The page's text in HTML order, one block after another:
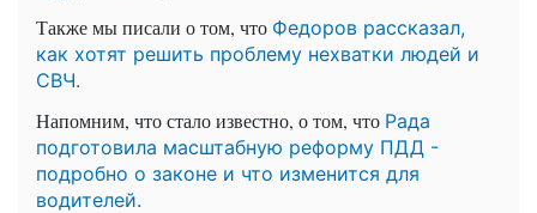
Также мы писали о том, что Федоров рассказал,
как хотят решить проблему нехватки людей и
СВЧ.
Напомним, что стало известно, о том, что Рада
подготовила масштабную реформу ПДД -
подробно о законе и что изменится для
водителей.